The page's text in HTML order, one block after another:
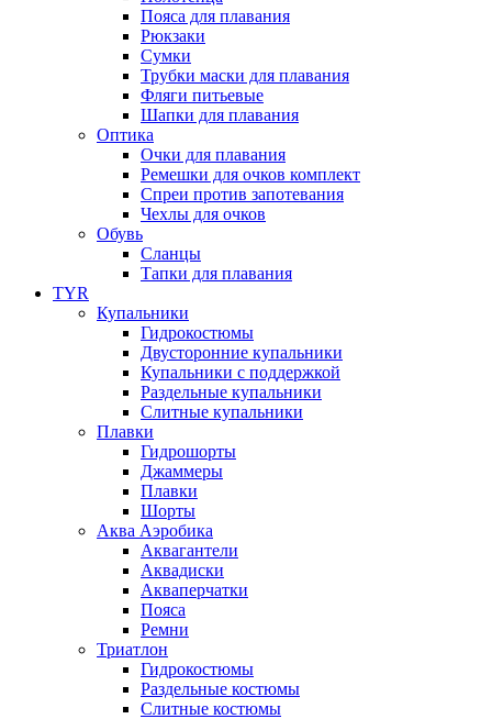
Пояса для плавания
Рюкзаки
Сумки
Трубки маски для плавания
Фляги питьевые
Шапки для плавания
Оптика
Очки для плавания
Ремешки для очков комплект
Спреи против запотевания
Чехлы для очков
Обувь
Сланцы
Тапки для плавания
TYR
Купальники
Гидрокостюмы
Двусторонние купальники
Купальники с поддержкой
Раздельные купальники
Слитные купальники
Плавки
Гидрошорты
Джаммеры
Плавки
Шорты
Аква Аэробика
Аквагантели
Аквадиски
Акваперчатки
Пояса
Ремни
Триатлон
Гидрокостюмы
Раздельные костюмы
Слитные костюмы